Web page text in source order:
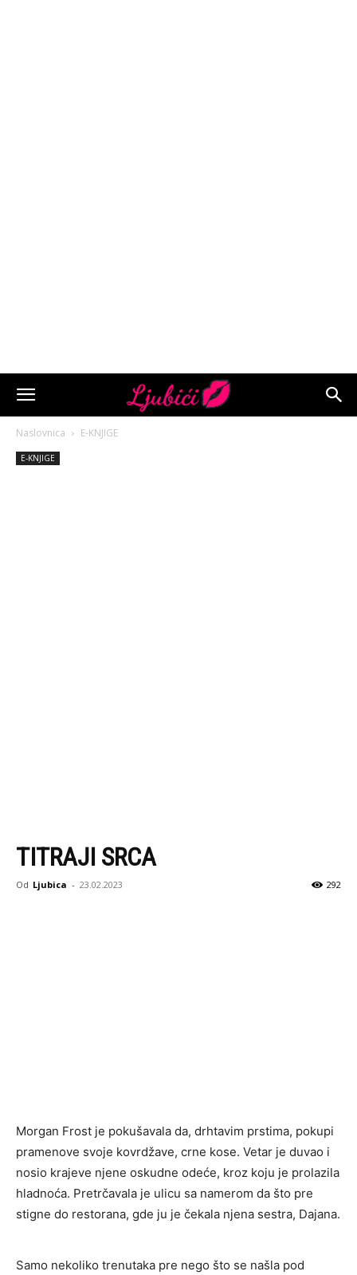
Naslovnica E-KNJIGE
E-KNJIGE
TITRAJI SRCA
Od Ljubica - 23.02.2023 292
Morgan Frost je pokušavala da, drhtavim prstima, pokupi
pramenove svoje kovrdžave, crne kose. Vetar je duvao i
nosio krajeve njene oskudne odeće, kroz koju je prolazila
hladnoća. Pretrčavala je ulicu sa namerom da što pre
stigne do restorana, gde ju je čekala njena sestra, Dajana.
Samo nekoliko trenutaka pre nego što se našla pod